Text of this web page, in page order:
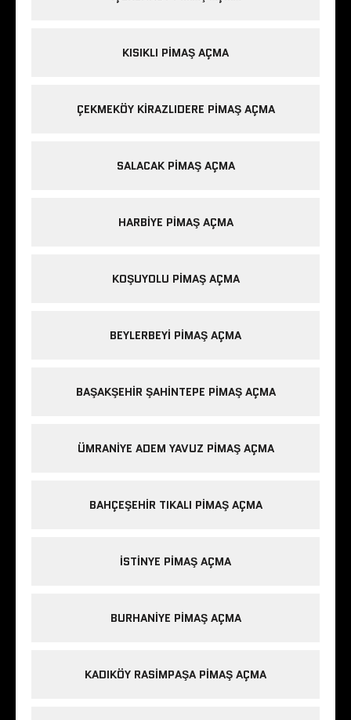
KISIKLI PIMAŞ AÇMA
ÇEKMEKÖY KIRAZLIDERE PIMAŞ AÇMA
SALACAK PIMAŞ AÇMA
HARBIYE PIMAŞ AÇMA
KOŞUYOLU PIMAŞ AÇMA
BEYLERBEYI PIMAŞ AÇMA
BAŞAKŞEHIR ŞAHINTEPE PIMAŞ AÇMA
ÜMRANIYE ADEM YAVUZ PIMAŞ AÇMA
BAHÇEŞEHIR TIKALI PIMAŞ AÇMA
ISTINYE PIMAŞ AÇMA
BURHANIYE PIMAŞ AÇMA
KADIKÖY RASIMPAŞA PIMAŞ AÇMA